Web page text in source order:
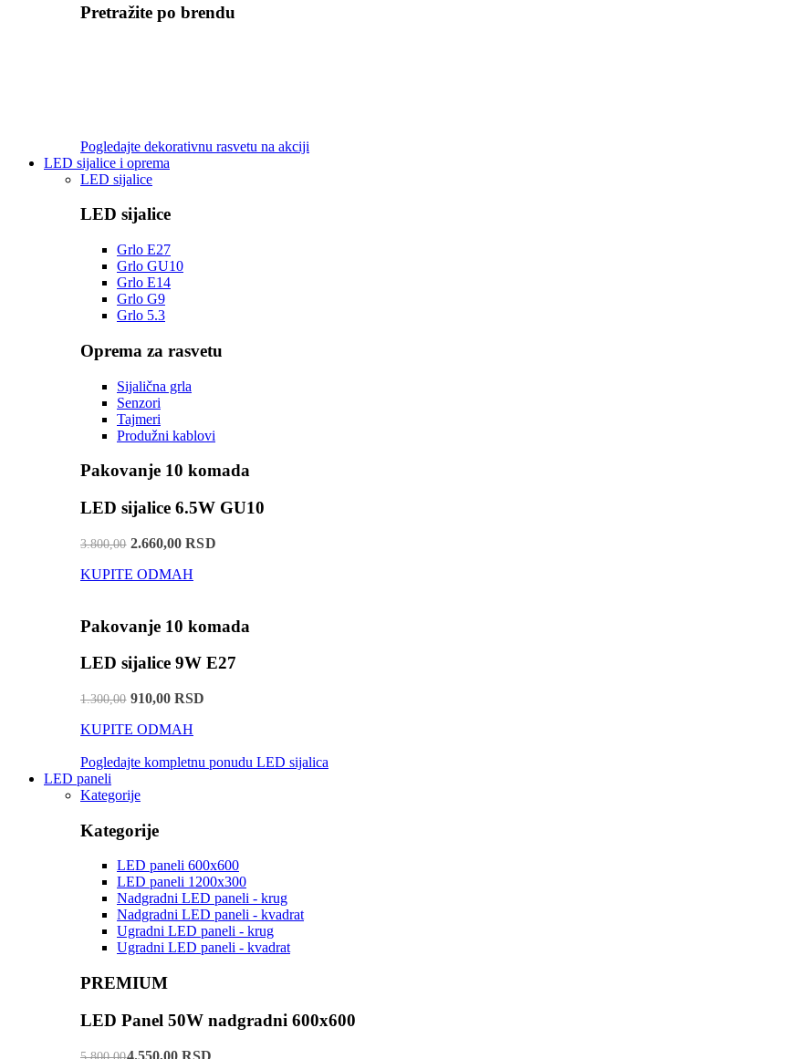
Pretražite po brendu
Pogledajte dekorativnu rasvetu na akciji
LED sijalice i oprema
LED sijalice
LED sijalice
Grlo E27
Grlo GU10
Grlo E14
Grlo G9
Grlo 5.3
Oprema za rasvetu
Sijalična grla
Senzori
Tajmeri
Produžni kablovi
Pakovanje 10 komada
LED sijalice 6.5W GU10
3.800,002.660,00 RSD
KUPITE ODMAH
Pakovanje 10 komada
LED sijalice 9W E27
1.300,00910,00 RSD
KUPITE ODMAH
Pogledajte kompletnu ponudu LED sijalica
LED paneli
Kategorije
Kategorije
LED paneli 600x600
LED paneli 1200x300
Nadgradni LED paneli - krug
Nadgradni LED paneli - kvadrat
Ugradni LED paneli - krug
Ugradni LED paneli - kvadrat
PREMIUM
LED Panel 50W nadgradni 600x600
4.550,00 RSD